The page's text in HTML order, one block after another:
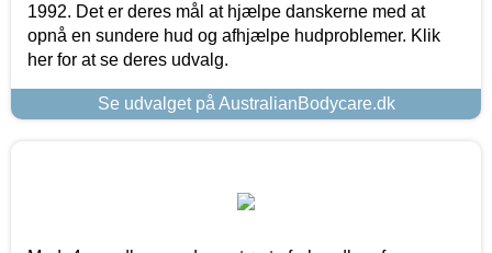
1992. Det er deres mål at hjælpe danskerne med at
opnå en sundere hud og afhjælpe hudproblemer. Klik
her for at se deres udvalg.
Se udvalget på AustralianBodycare.dk